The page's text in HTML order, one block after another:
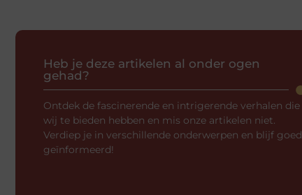
Heb je deze artikelen al onder ogen
gehad?
Ontdek de fascinerende en intrigerende verhalen die
wij te bieden hebben en mis onze artikelen niet.
Verdiep je in verschillende onderwerpen en blijf goed
geïnformeerd!